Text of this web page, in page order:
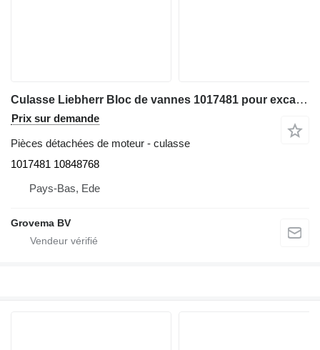
Culasse Liebherr Bloc de vannes 1017481 pour excavateur Liebherr R926 K-LC / R944C Li / R926 LC / R926 CL / R926 NLC / R926 SLC / R926 WLC / R906 WLC / R906 C / R906 LC / R906 NLC / R916 LC / R916 NLC / R916 SLC / R916 WLC
Prix sur demande
Pièces détachées de moteur - culasse
1017481 10848768
Pays-Bas, Ede
Grovema BV